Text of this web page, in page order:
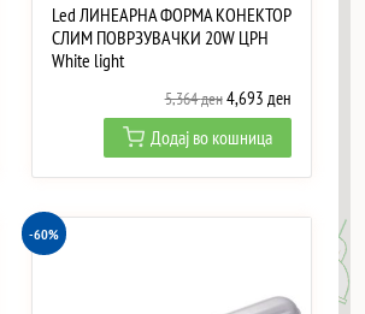
ден.
Led ЛИНЕАРНА ФОРМА КОНЕКТОР
СЛИМ ПОВРЗУВАЧКИ 20W ЦРН
White light
5,364денOriginal
price
was:
5,364 ден.
4,693 денCurrent
price
4,693 ден.
Додај во кошница
-60%